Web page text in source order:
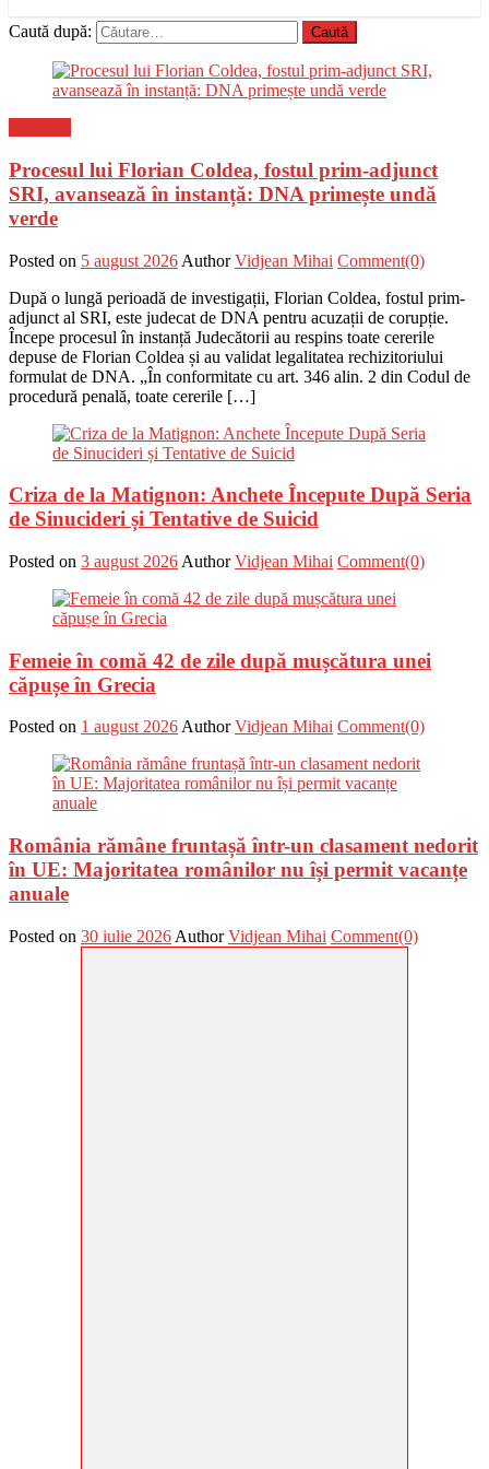
Caută după:
Procesul lui Florian Coldea, fostul prim-adjunct
SRI, avansează în instanță: DNA primește undă
verde
Posted on 5 august 2026 Author Vidjean Mihai Comment(0)
După o lungă perioadă de investigații, Florian Coldea, fostul prim-
adjunct al SRI, este judecat de DNA pentru acuzații de corupție.
Începe procesul în instanță Judecătorii au respins toate cererile
depuse de Florian Coldea și au validat legalitatea rechizitoriului
formulat de DNA. „În conformitate cu art. 346 alin. 2 din Codul de
procedură penală, toate cererile […]
Criza de la Matignon: Anchete Începute După Seria
de Sinucideri și Tentative de Suicid
Posted on 3 august 2026 Author Vidjean Mihai Comment(0)
Femeie în comă 42 de zile după mușcătura unei
căpușe în Grecia
Posted on 1 august 2026 Author Vidjean Mihai Comment(0)
România rămâne fruntașă într-un clasament nedorit
în UE: Majoritatea românilor nu își permit vacanțe
anuale
Posted on 30 iulie 2026 Author Vidjean Mihai Comment(0)